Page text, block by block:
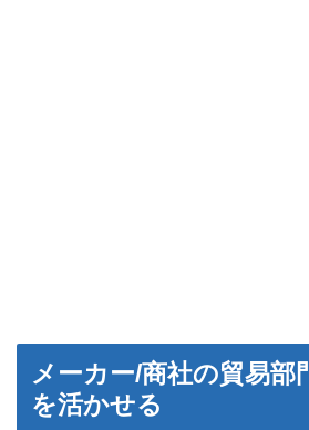
メーカー/商社の貿易部
を活かせる